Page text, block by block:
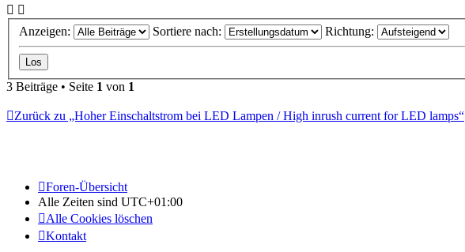
Anzeigen: Sortiere nach: Richtung:
3 Beiträge • Seite 1 von 1
Zurück zu „Hoher Einschaltstrom bei LED Lampen / High inrush current for LED lamps“
Foren-Übersicht
Alle Zeiten sind UTC+01:00
Alle Cookies löschen
Kontakt